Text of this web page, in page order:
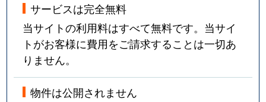
サービスは完全無料
当サイトの利用料はすべて無料です。当サイ
トがお客様に費用をご請求することは一切あ
りません。
物件は公開されません